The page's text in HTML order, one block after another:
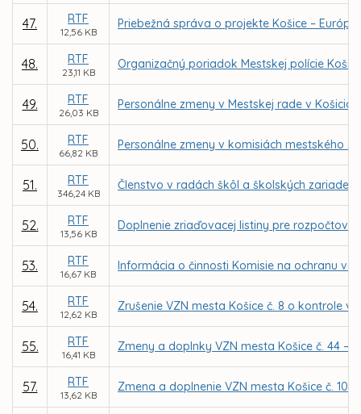
47. RTF
12,56 KB
Priebežná správa o projekte Košice –
48. RTF
23,11 KB
Organizačný poriadok Mestskej polície Košice
49. RTF
26,03 KB
Personálne zmeny v Mestskej rade v
50. RTF
66,82 KB
Personálne zmeny v komisiách mestského
51. RTF
346,24 KB
Členstvo v radách škôl a školských
52. RTF
13,56 KB
Doplnenie zriaďovacej listiny pre rozpočtovú
53. RTF
16,67 KB
Informácia o činnosti Komisie na ochranu
54. RTF
12,62 KB
Zrušenie VZN mesta Košice č. 8 o kontrole
55. RTF
16,41 KB
Zmeny a doplnky VZN mesta Košice č. 44 –
57. RTF
13,62 KB
Zmena a doplnenie VZN mesta Košice č.